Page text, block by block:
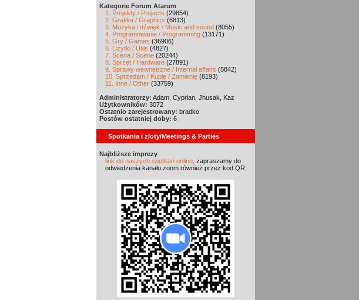
Kategorie Forum Atarum
1. Projekty / Projects (29854)
2. Grafika / Graphics (6813)
3. Muzyka i dźwięk / Music and sound (8055)
4. Programowanie / Programming (13171)
5. Gry / Games (36906)
6. Użytki / Utils (4827)
7. Scena / Scene (20244)
8. Sprzęt / Hardware (27891)
9. Sprawy wewnętrzne / Internal affairs (5842)
10. Sprzedam / Kupię / Zamienię (8193)
11. Inne / Other (33759)
Administratorzy: Adam, Cyprian, Jhusak, Kaz
Użytkowników: 3072
Ostatnio zarejestrowany: bradko
Postów ostatniej doby: 6
Spotkania i zloty/Meetings & Parties
Najbliższe imprezy
link do naszych spotkań online, zapraszamy do
odwiedzenia kanału zoom również przez kod QR: